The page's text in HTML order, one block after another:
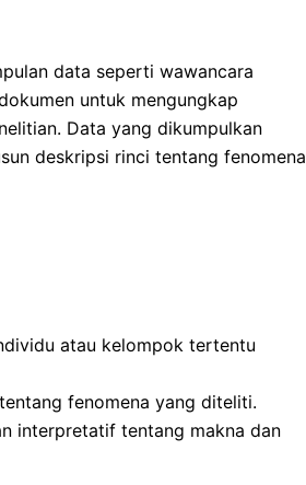
data seperti wawancara
untuk mengungkap
Data yang dikumpulkan
deskripsi rinci tentang fenomena
atau kelompok tertentu
fenomena yang diteliti.
interpretatif tentang makna dan